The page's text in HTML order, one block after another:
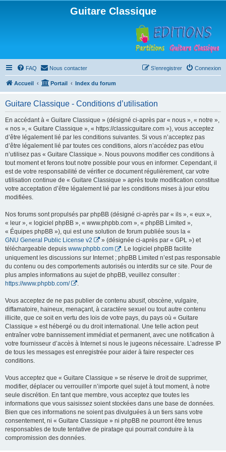
Guitare Classique
FAQ Nous contacter Connexion
S’enregistrer
Accueil Portail Index du forum
Guitare Classique - Conditions d’utilisation
En accédant à « Guitare Classique » (désigné ci-après par « nous », « notre »,
« nos », « Guitare Classique », « https://classicguitare.com »), vous acceptez
d’être légalement lié par les conditions suivantes. Si vous n’acceptez pas
d’être légalement lié par toutes ces conditions, alors n’accédez pas et/ou
n’utilisez pas « Guitare Classique ». Nous pouvons modifier ces conditions à
tout moment et ferons tout notre possible pour vous en informer. Cependant, il
est de votre responsabilité de vérifier ce document régulièrement, car votre
utilisation continue de « Guitare Classique » après toute modification constitue
votre acceptation d’être légalement lié par les conditions mises à jour et/ou
modifiées.
Nos forums sont propulsés par phpBB (désigné ci-après par « ils », « eux »,
« leur », « logiciel phpBB », « www.phpbb.com », « phpBB Limited »,
« Équipes phpBB »), qui est une solution de forum publiée sous la «
GNU General Public License v2
» (désignée ci-après par « GPL ») et
téléchargeable depuis www.phpbb.com
. Le logiciel phpBB facilite
uniquement les discussions sur Internet ; phpBB Limited n’est pas responsable
du contenu ou des comportements autorisés ou interdits sur ce site. Pour de
plus amples informations au sujet de phpBB, veuillez consulter :
https://www.phpbb.com/
Vous acceptez de ne pas publier de contenu abusif, obscène, vulgaire,
diffamatoire, haineux, menaçant, à caractère sexuel ou tout autre contenu
illicite, que ce soit en vertu des lois de votre pays, du pays où « Guitare
Classique » est hébergé ou du droit international. Une telle action peut
entraîner votre bannissement immédiat et permanent, avec une notification à
votre fournisseur d’accès à Internet si nous le jugeons nécessaire. L’adresse IP
de tous les messages est enregistrée pour aider à faire respecter ces
conditions.
Vous acceptez que « Guitare Classique » se réserve le droit de supprimer,
modifier, déplacer ou verrouiller n’importe quel sujet à tout moment, à notre
seule discrétion. En tant que membre, vous acceptez que toutes les
informations que vous saisissez soient stockées dans une base de données.
Bien que ces informations ne soient pas divulguées à un tiers sans votre
consentement, ni « Guitare Classique » ni phpBB ne pourront être tenus
responsables de toute tentative de piratage qui pourrait conduire à la
compromission des données.